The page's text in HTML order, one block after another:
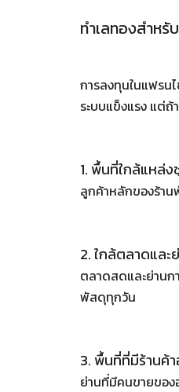
ทำเลทองสำหรั
การลงทุนในแฟรน
ระบบแข็งแรง แต่ถ้
1. พื้นที่ใกล้แหล่
ลูกค้าหลักของร้าน
2. ใกล้ตลาดและ
ตลาดสดและย่านก
พัสดุทุกวัน
3. พื้นที่ที่มีร้านค้
ย่านที่มีคนขายของ